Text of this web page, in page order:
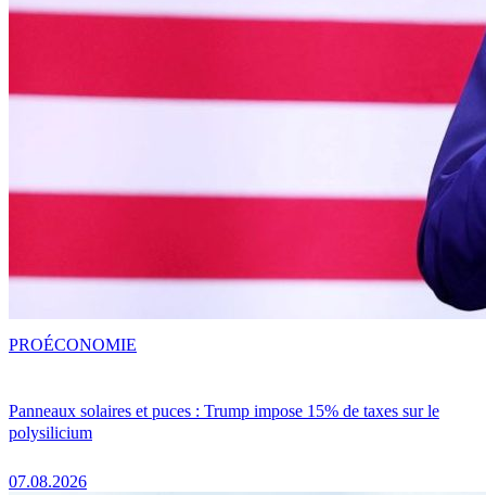
Panneaux solaires et puces : Trump impose 15% de taxes sur le
polysilicium
07.08.2026
PROÉCONOMIE